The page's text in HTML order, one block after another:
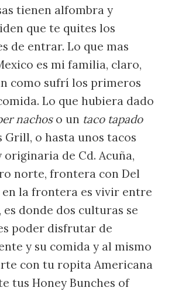
tienen alfombra y
que te quites los
de entrar. Lo que mas
es mi familia, claro,
como sufrí los primeros
Lo que hubiera dado
nachoso un taco tapado
Grill, o hasta unos tacos
originaria de Cd. Acuña,
norte, frontera con Del
en la frontera es vivir entre
es donde dos culturas se
poder disfrutar de
y su comida y al mismo
con tu ropita Americana
tus Honey Bunches of